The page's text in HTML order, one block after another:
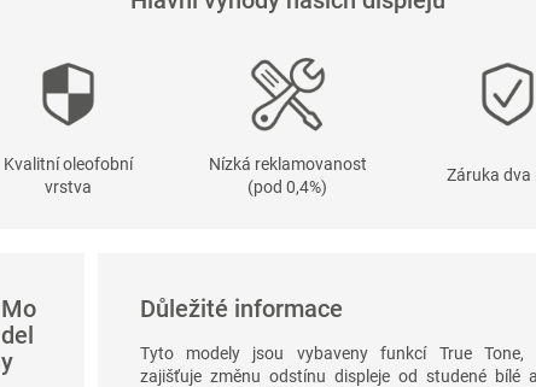
Kvalitní oleofobní
vrstva
Nízká reklamovanost
(pod 0,4%)
Záruka dva
Mo
del
y
Důležité informace
Tyto modely jsou vybaveny funkcí True Tone,
zajišťuje změnu odstínu displeje od studené bílé